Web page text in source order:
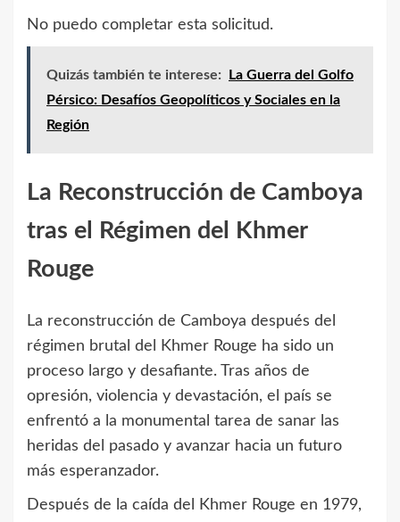
No puedo completar esta solicitud.
Quizás también te interese:
La Guerra del Golfo
Pérsico: Desafíos Geopolíticos y Sociales en la
Región
La Reconstrucción de Camboya
tras el Régimen del Khmer
Rouge
La reconstrucción de Camboya después del
régimen brutal del Khmer Rouge ha sido un
proceso largo y desafiante. Tras años de
opresión, violencia y devastación, el país se
enfrentó a la monumental tarea de sanar las
heridas del pasado y avanzar hacia un futuro
más esperanzador.
Después de la caída del Khmer Rouge en 1979,